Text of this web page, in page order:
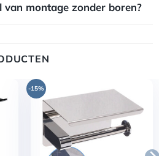
montage zonder boren?
-15%